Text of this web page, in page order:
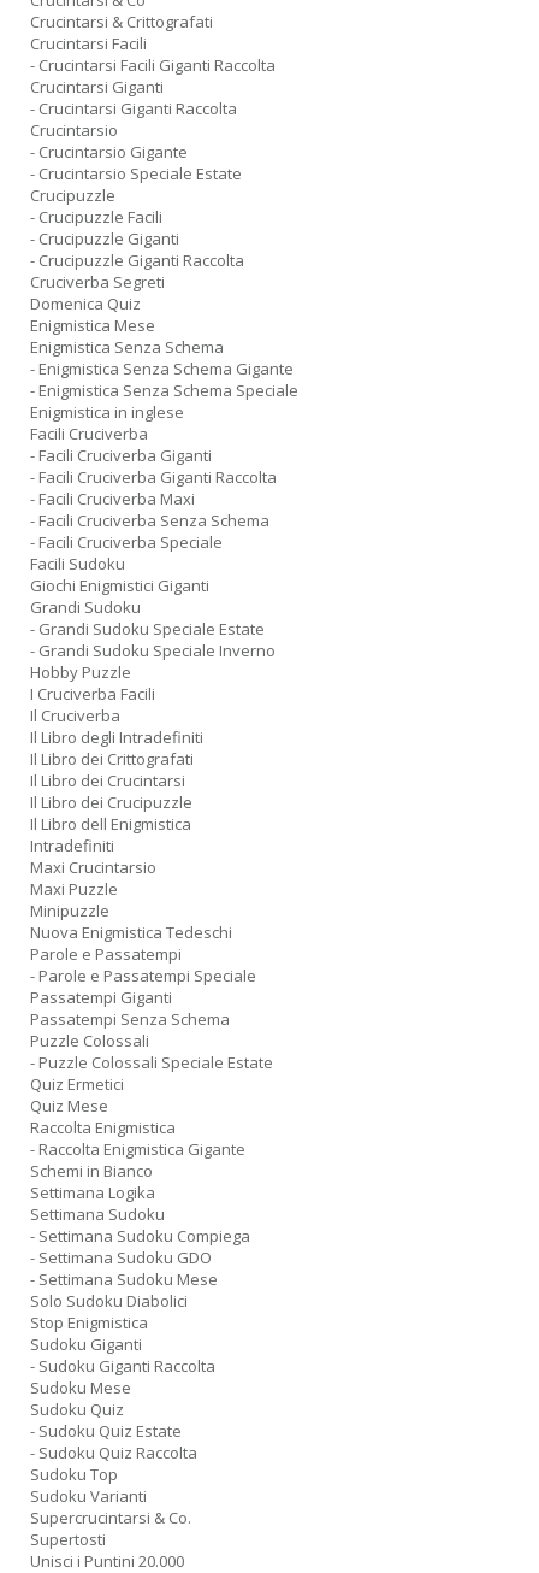
Crucintarsi & Crittografati
Crucintarsi Facili
- Crucintarsi Facili Giganti Raccolta
Crucintarsi Giganti
- Crucintarsi Giganti Raccolta
Crucintarsio
- Crucintarsio Gigante
- Crucintarsio Speciale Estate
Crucipuzzle
- Crucipuzzle Facili
- Crucipuzzle Giganti
- Crucipuzzle Giganti Raccolta
Cruciverba Segreti
Domenica Quiz
Enigmistica Mese
Enigmistica Senza Schema
- Enigmistica Senza Schema Gigante
- Enigmistica Senza Schema Speciale
Enigmistica in inglese
Facili Cruciverba
- Facili Cruciverba Giganti
- Facili Cruciverba Giganti Raccolta
- Facili Cruciverba Maxi
- Facili Cruciverba Senza Schema
- Facili Cruciverba Speciale
Facili Sudoku
Giochi Enigmistici Giganti
Grandi Sudoku
- Grandi Sudoku Speciale Estate
- Grandi Sudoku Speciale Inverno
Hobby Puzzle
I Cruciverba Facili
Il Cruciverba
Il Libro degli Intradefiniti
Il Libro dei Crittografati
Il Libro dei Crucintarsi
Il Libro dei Crucipuzzle
Il Libro dell Enigmistica
Intradefiniti
Maxi Crucintarsio
Maxi Puzzle
Minipuzzle
Nuova Enigmistica Tedeschi
Parole e Passatempi
- Parole e Passatempi Speciale
Passatempi Giganti
Passatempi Senza Schema
Puzzle Colossali
- Puzzle Colossali Speciale Estate
Quiz Ermetici
Quiz Mese
Raccolta Enigmistica
- Raccolta Enigmistica Gigante
Schemi in Bianco
Settimana Logika
Settimana Sudoku
- Settimana Sudoku Compiega
- Settimana Sudoku GDO
- Settimana Sudoku Mese
Solo Sudoku Diabolici
Stop Enigmistica
Sudoku Giganti
- Sudoku Giganti Raccolta
Sudoku Mese
Sudoku Quiz
- Sudoku Quiz Estate
- Sudoku Quiz Raccolta
Sudoku Top
Sudoku Varianti
Supercrucintarsi & Co.
Supertosti
Unisci i Puntini 20.000